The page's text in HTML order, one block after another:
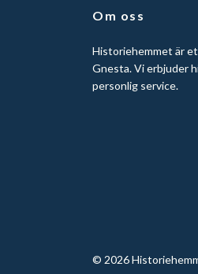
Om oss
Historiehemmet är
Gnesta. Vi erbjuder
personlig service.
© 2026